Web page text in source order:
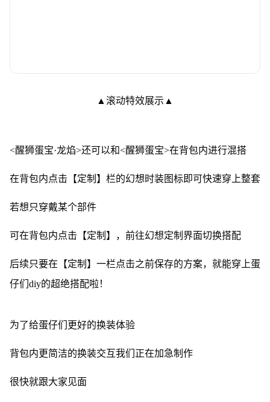
▲滚动特效展示▲
<醒狮蛋宝·龙焰>还可以和<醒狮蛋宝>在背包内进行混搭
在背包内点击【定制】栏的幻想时装图标即可快速穿上整套
若想只穿戴某个部件
可在背包内点击【定制】，前往幻想定制界面切换搭配
后续只要在【定制】一栏点击之前保存的方案，就能穿上蛋
仔们diy的超绝搭配啦！
为了给蛋仔们更好的换装体验
背包内更简洁的换装交互我们正在加急制作
很快就跟大家见面